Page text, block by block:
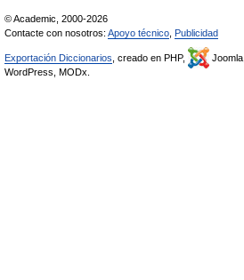
© Academic, 2000-2026
Contacte con nosotros: Apoyo técnico Publicidad
Exportación Diccionarios , creado en PHP, Joomla,
WordPress, MODx.